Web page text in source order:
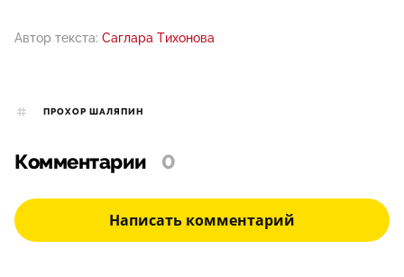
Автор текста: Саглара Тихонова
ПРОХОР ШАЛЯПИН
Комментарии 0
Написать комментарий